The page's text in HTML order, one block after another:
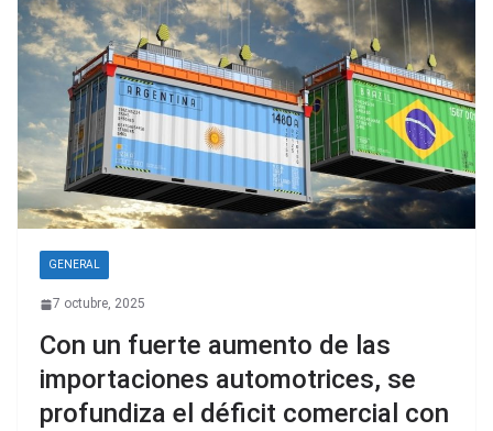
GENERAL
7 octubre, 2025
Con un fuerte aumento de las
importaciones automotrices, se
profundiza el déficit comercial con